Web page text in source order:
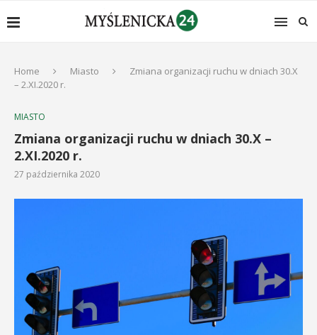
Home Miasto
Zmiana organizacji ruchu w dniach 30.X
– 2.XI.2020 r.
MIASTO
Zmiana organizacji ruchu w dniach 30.X –
2.XI.2020 r.
27 października 2020